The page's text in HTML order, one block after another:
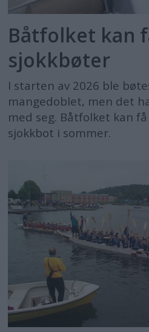
Båtfolket kan
sjokkbøter
I starten av 2026 ble
mangedoblet, men det
med seg. Båtfolket kan
sjokkbot i sommer.